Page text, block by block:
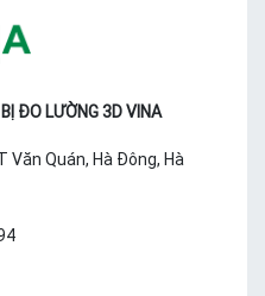
ĐO LƯỜNG 3D VINA
Văn Quán, Hà Đông, Hà